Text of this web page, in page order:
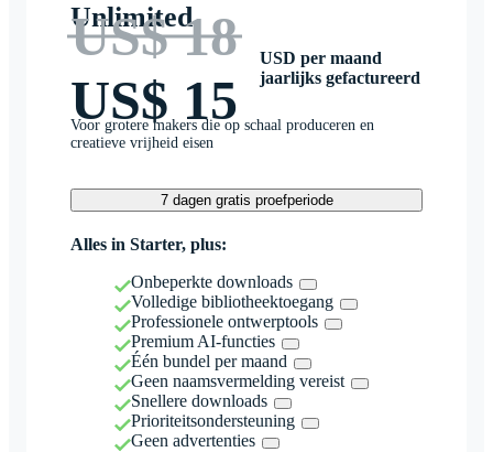
Unlimited
US$ 18
US$ 15
USD per maand
jaarlijks gefactureerd
Voor grotere makers die op schaal produceren en
creatieve vrijheid eisen
7 dagen gratis proefperiode
Alles in Starter, plus:
Onbeperkte downloads
Volledige bibliotheektoegang
Professionele ontwerptools
Premium AI-functies
Één bundel per maand
Geen naamsvermelding vereist
Snellere downloads
Prioriteitsondersteuning
Geen advertenties